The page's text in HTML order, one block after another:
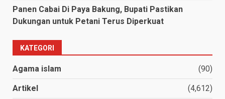
Panen Cabai Di Paya Bakung, Bupati Pastikan
Dukungan untuk Petani Terus Diperkuat
KATEGORI
Agama islam (90)
Artikel (4,612)